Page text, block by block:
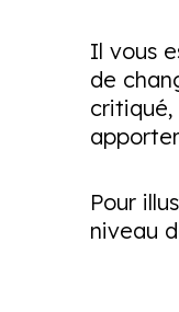
Il vous
de
critiqué,
Pour
niveau